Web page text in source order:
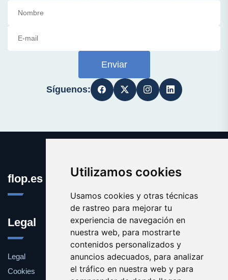
Utilizamos cookies
Usamos cookies y otras técnicas
de rastreo para mejorar tu
experiencia de navegación en
nuestra web, para mostrarte
contenidos personalizados y
anuncios adecuados, para analizar
el tráfico en nuestra web y para
Enviar
Síguenos:
flop.es
Legal
Legal
Cookies